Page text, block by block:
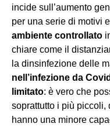
incide sull’aumento
per una serie di motivi
ambiente controllato
chiare come il
la dinsinfezione delle
nell’infezione da
limitato: è vero che
soprattutto i più piccoli,
hanno una minore